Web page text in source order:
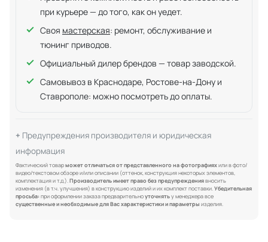
при курьере — до того, как он уедет.
Своя мастерская: ремонт, обслуживание и
тюнинг приводов.
Официальный дилер брендов — товар заводской.
Самовывоз в Краснодаре, Ростове-на-Дону и
Ставрополе: можно посмотреть до оплаты.
Предупреждения производителя и юридическая
информация
Фактический товарможет отличаться от представленного на фотографияхили в фото/
видео/текстовом обзоре и/или описании (оттенок, конструкция некоторых элементов,
комплектация и т.д.).Производитель имеет право без предупреждениявносить
изменения (в т.ч. улучшения) в конструкцию изделий и их комплект поставки.Убедительная
просьба: при оформлении заказа предварительноуточнятьу менеджера все
существенные и необходимые для Вас характеристики и параметры изделия.